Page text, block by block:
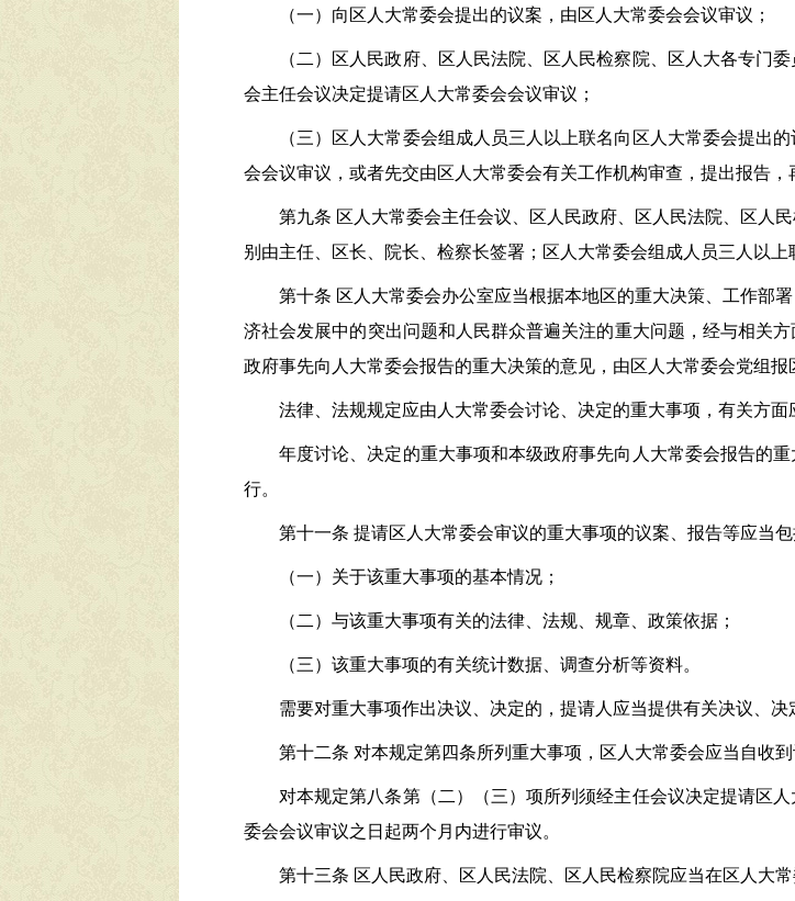
（一）向区人大常委会提出的议案，由区人大常委会会议审议；
（二）区人民政府、区人民法院、区人民检察院、区人大各专门
会主任会议决定提请区人大常委会会议审议；
（三）区人大常委会组成人员三人以上联名向区人大常委会提出
会会议审议，或者先交由区人大常委会有关工作机构审查，提出报告
第九条 区人大常委会主任会议、区人民政府、区人民法院、区人
别由主任、区长、院长、检察长签署；区人大常委会组成人员三人以
第十条 区人大常委会办公室应当根据本地区的重大决策、工作部
济社会发展中的突出问题和人民群众普遍关注的重大问题，经与相关
政府事先向人大常委会报告的重大决策的意见，由区人大常委会党组报
法律、法规规定应由人大常委会讨论、决定的重大事项，有关方面
年度讨论、决定的重大事项和本级政府事先向人大常委会报告的
行。
第十一条 提请区人大常委会审议的重大事项的议案、报告等应当包
（一）关于该重大事项的基本情况；
（二）与该重大事项有关的法律、法规、规章、政策依据；
（三）该重大事项的有关统计数据、调查分析等资料。
需要对重大事项作出决议、决定的，提请人应当提供有关决议、决
第十二条 对本规定第四条所列重大事项，区人大常委会应当自收
对本规定第八条第（二）（三）项所列须经主任会议决定提请区
委会会议审议之日起两个月内进行审议。
第十三条 区人民政府、区人民法院、区人民检察院应当在区人大